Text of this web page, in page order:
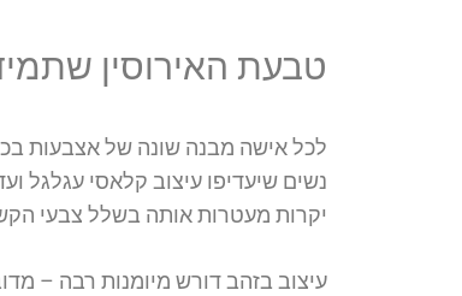
טבעת האירוסין
לכל אישה מבנה שונה של אצבעות
נשים שיעדיפו עיצוב קלאסי עגלגל
יקרות מעטרות אותה בשלל צבעי
עיצוב בזהב דורש מיומנות רבה –